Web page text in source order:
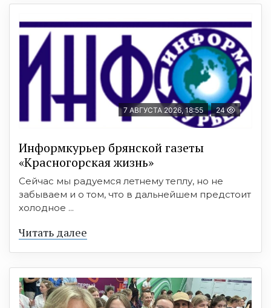
7 АВГУСТА 2026, 18:55 24
Информкурьер брянской газеты
«Красногорская жизнь»
Сейчас мы радуемся летнему теплу, но не
забываем и о том, что в дальнейшем предстоит
холодное ...
Читать далее